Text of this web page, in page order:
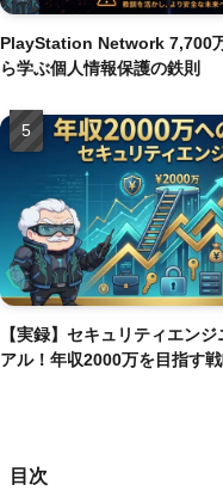
PlayStation Network 7,700
ら学ぶ個人情報保護の鉄則
【実録】セキュリティエン
アル！年収2000万を目指す
目次